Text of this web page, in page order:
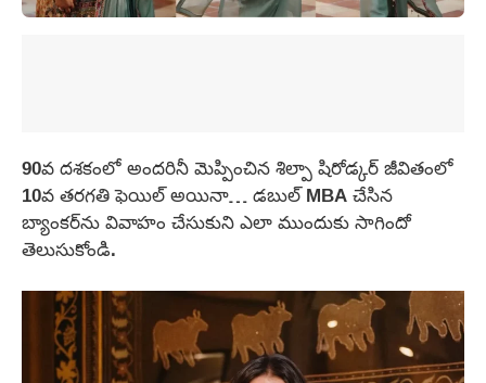
90వ దశకంలో అందరినీ మెప్పించిన శిల్పా షిరోడ్కర్ జీవితంలో
10వ తరగతి ఫెయిల్ అయినా… డబుల్ MBA చేసిన
బ్యాంకర్‌ను వివాహం చేసుకుని ఎలా ముందుకు సాగిందో
తెలుసుకోండి.